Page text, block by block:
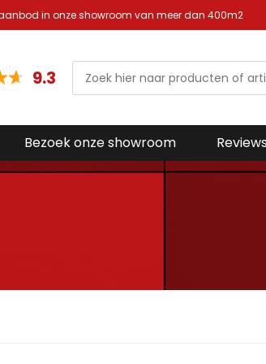
in onze showroom van meer dan 400m2
9.3
Bezoek onze showroom Reviews